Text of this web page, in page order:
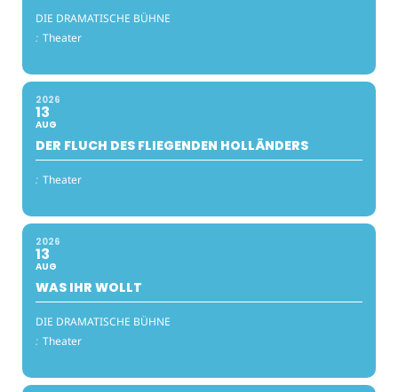
DIE DRAMATISCHE BÜHNE
: Theater
2026
13
AUG
DER FLUCH DES FLIEGENDEN HOLLÄNDERS
: Theater
2026
13
AUG
WAS IHR WOLLT
DIE DRAMATISCHE BÜHNE
: Theater